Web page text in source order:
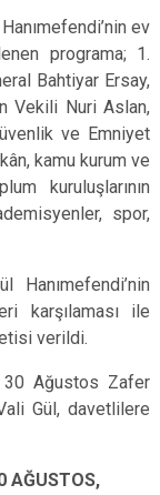
ev
programa; 1.
Bahtiyar Ersay,
Vekili Nuri Aslan,
ve Emniyet
kamu kurum ve
kuruluşlarının
spor,
karşılaması ile
verildi.
30 Ağustos Zafer
Gül, davetlilere
AĞUSTOS,